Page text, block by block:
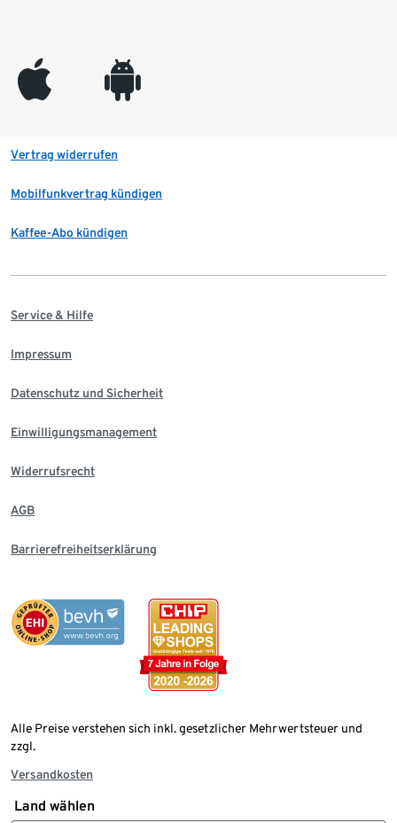
appleinc android
Vertrag widerrufen
Mobilfunkvertrag kündigen
Kaffee-Abo kündigen
Service & Hilfe
Impressum
Datenschutz und Sicherheit
Einwilligungsmanagement
Widerrufsrecht
AGB
Barrierefreiheitserklärung
Alle Preise verstehen sich inkl. gesetzlicher Mehrwertsteuer und
zzgl.
Versandkosten
Land wählen